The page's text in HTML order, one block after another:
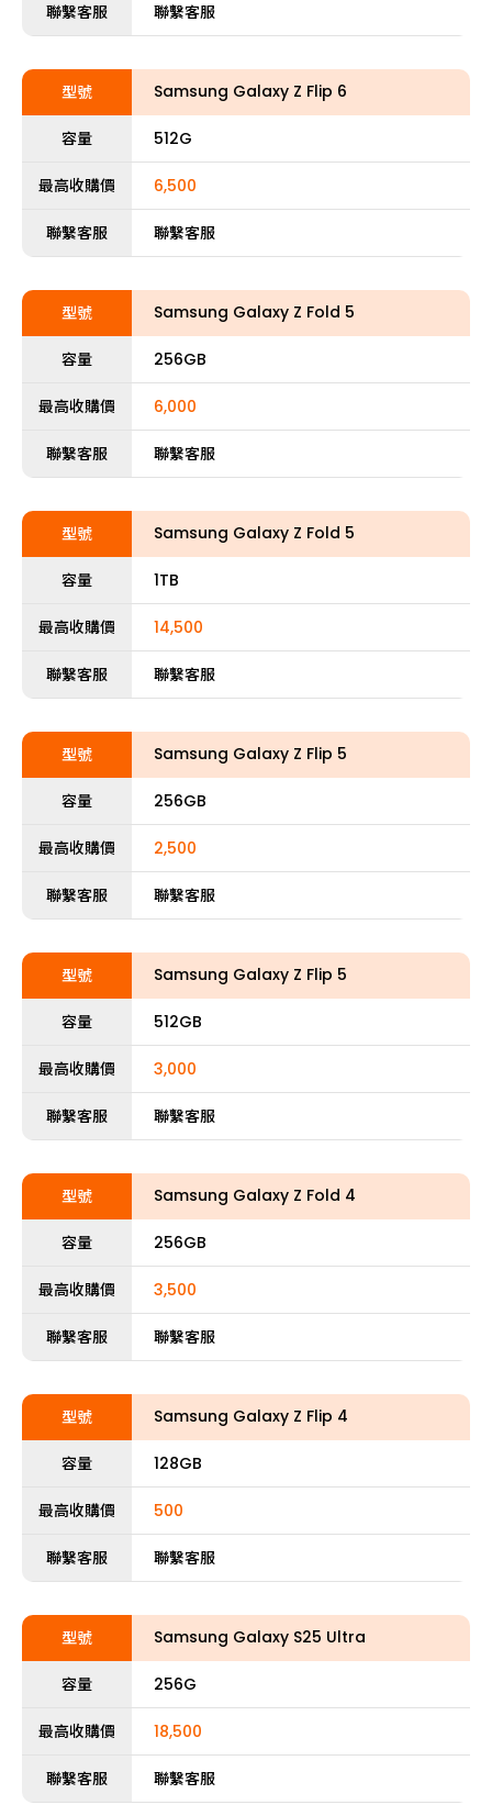
聯繫客服 聯繫客服
型號 Samsung Galaxy Z Flip 6
容量 512G
最高收購價 6,500
聯繫客服 聯繫客服
型號 Samsung Galaxy Z Fold 5
容量 256GB
最高收購價 6,000
聯繫客服 聯繫客服
型號 Samsung Galaxy Z Fold 5
容量 1TB
最高收購價 14,500
聯繫客服 聯繫客服
型號 Samsung Galaxy Z Flip 5
容量 256GB
最高收購價 2,500
聯繫客服 聯繫客服
型號 Samsung Galaxy Z Flip 5
容量 512GB
最高收購價 3,000
聯繫客服 聯繫客服
型號 Samsung Galaxy Z Fold 4
容量 256GB
最高收購價 3,500
聯繫客服 聯繫客服
型號 Samsung Galaxy Z Flip 4
容量 128GB
最高收購價 500
聯繫客服 聯繫客服
型號 Samsung Galaxy S25 Ultra
容量 256G
最高收購價 18,500
聯繫客服 聯繫客服